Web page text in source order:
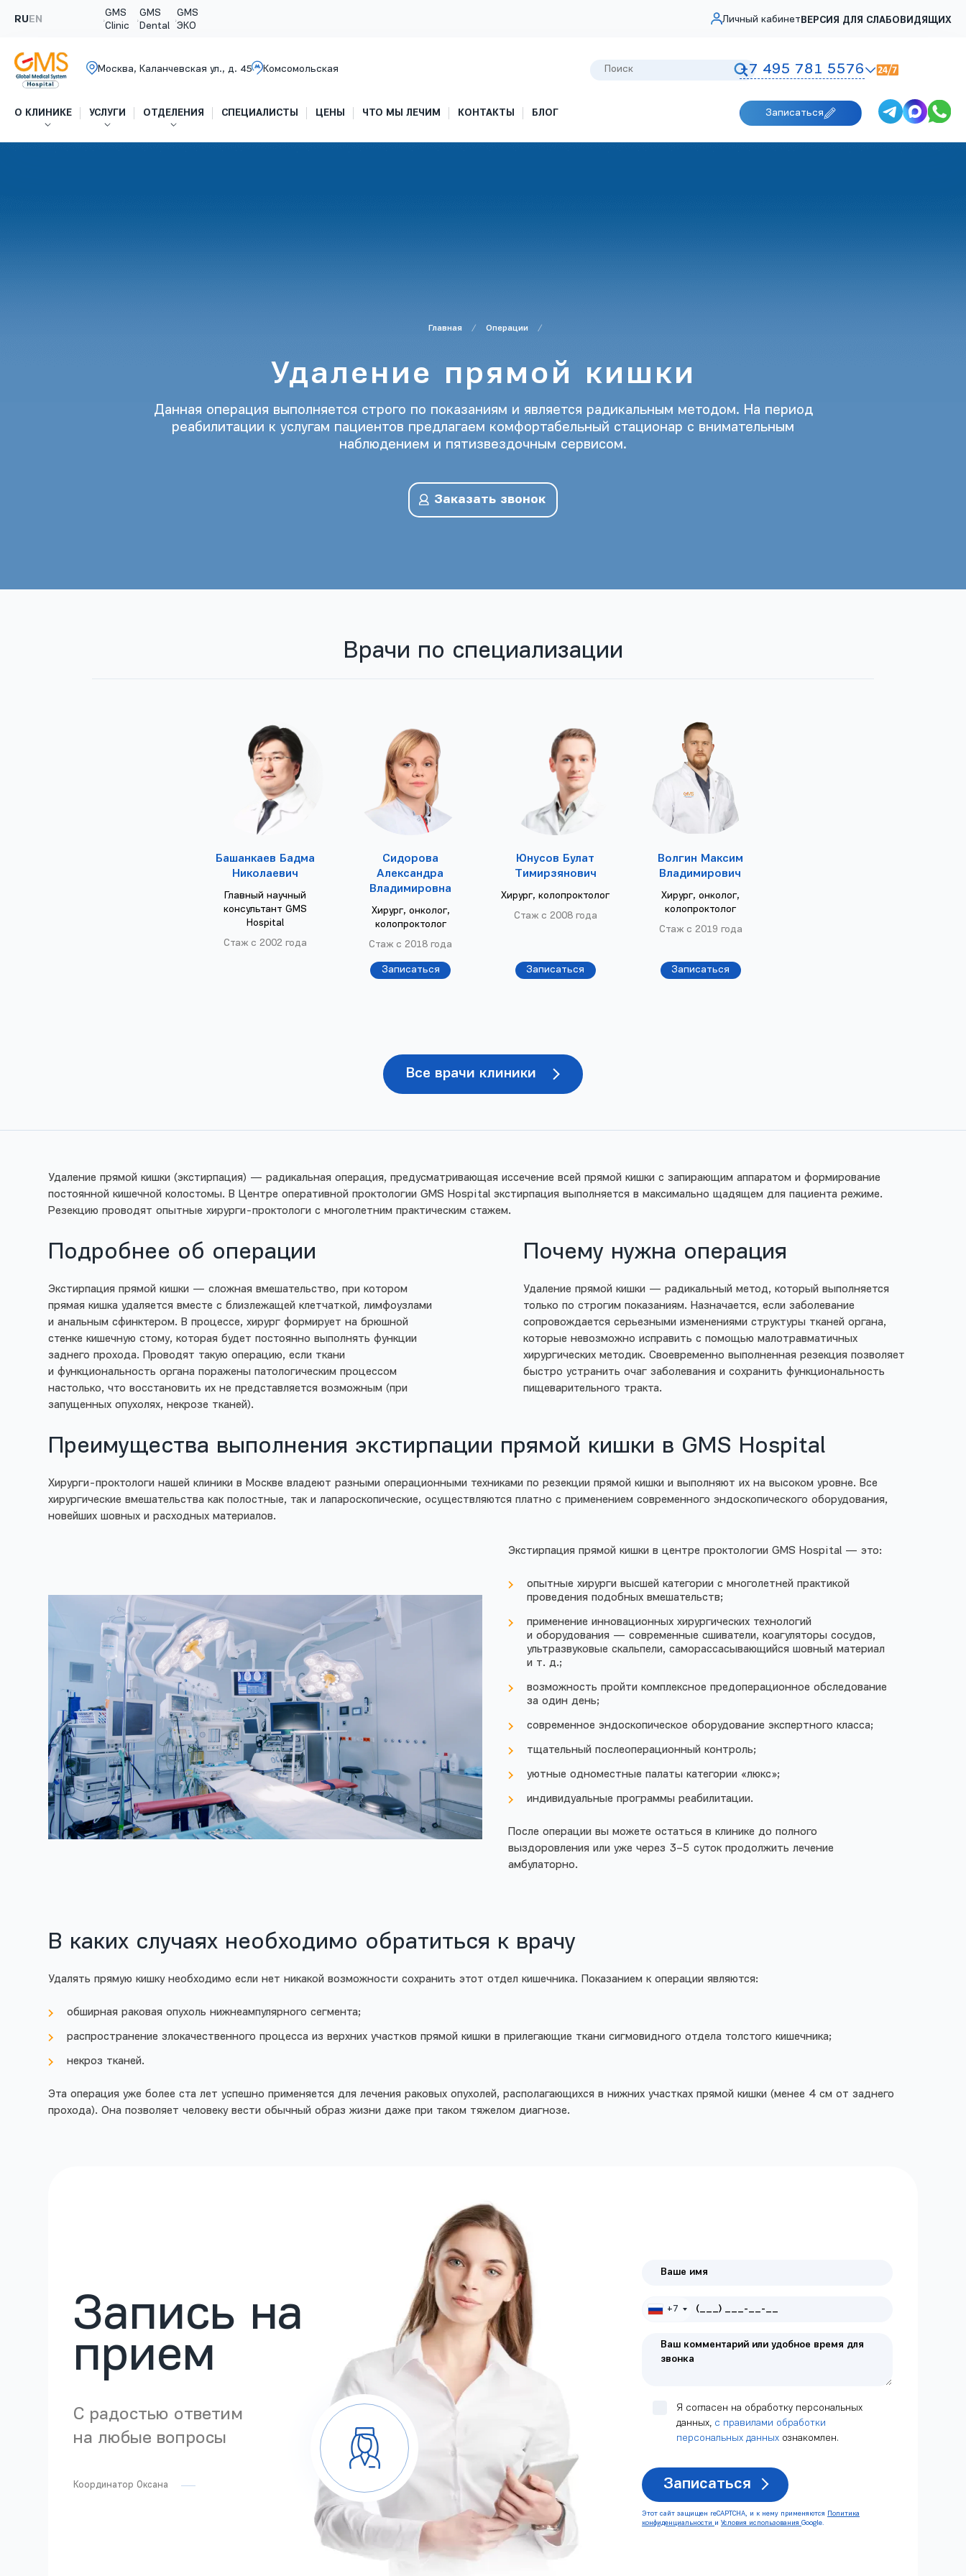
RUEN
GMS
Clinic
GMS
Dental
GMS
ЭКО
Личный кабинет ВЕРСИЯ ДЛЯ СЛАБОВИДЯЩИХ
Москва, Каланчевская ул., д. 45 Комсомольская +7 495 781 5576
О КЛИНИКЕ УСЛУГИ ОТДЕЛЕНИЯ СПЕЦИАЛИСТЫ ЦЕНЫ ЧТО МЫ ЛЕЧИМ КОНТАКТЫ БЛОГ Записаться
Главная Операции
Удаление прямой кишки
Данная операция выполняется строго по показаниям и является радикальным методом. На период
реабилитации к услугам пациентов предлагаем комфортабельный стационар с внимательным
наблюдением и пятизвездочным сервисом.
Заказать звонок
Врачи по специализации
Башанкаев Бадма
Николаевич
Главный научный
консультант GMS
Hospital
Стаж с 2002 года
Сидорова
Александра
Владимировна
Хирург, онколог,
колопроктолог
Cтаж с 2018 года
Записаться
Юнусов Булат
Тимирзянович
Хирург, колопроктолог
Стаж с 2008 года
Записаться
Волгин Максим
Владимирович
Хирург, онколог,
колопроктолог
Стаж с 2019 года
Записаться
Все врачи клиники
Удаление прямой кишки (экстирпация) — радикальная операция, предусматривающая иссечение всей прямой кишки с запирающим аппаратом и формирование
постоянной кишечной колостомы. В Центре оперативной проктологии GMS Hospital экстирпация выполняется в максимально щадящем для пациента режиме.
Резекцию проводят опытные хирурги-проктологи с многолетним практическим стажем.
Подробнее об операции
Экстирпация прямой кишки — сложная вмешательство, при котором
прямая кишка удаляется вместе с близлежащей клетчаткой, лимфоузлами
и анальным сфинктером. В процессе, хирург формирует на брюшной
стенке кишечную стому, которая будет постоянно выполнять функции
заднего прохода. Проводят такую операцию, если ткани
и функциональность органа поражены патологическим процессом
настолько, что восстановить их не представляется возможным (при
запущенных опухолях, некрозе тканей).
Почему нужна операция
Удаление прямой кишки — радикальный метод, который выполняется
только по строгим показаниям. Назначается, если заболевание
сопровождается серьезными изменениями структуры тканей органа,
которые невозможно исправить с помощью малотравматичных
хирургических методик. Своевременно выполненная резекция позволяет
быстро устранить очаг заболевания и сохранить функциональность
пищеварительного тракта.
Преимущества выполнения экстирпации прямой кишки в GMS Hospital
Хирурги-проктологи нашей клиники в Москве владеют разными операционными техниками по резекции прямой кишки и выполняют их на высоком уровне. Все
хирургические вмешательства как полостные, так и лапароскопические, осуществляются платно с применением современного эндоскопического оборудования,
новейших шовных и расходных материалов.
Экстирпация прямой кишки в центре проктологии GMS Hospital — это:
опытные хирурги высшей категории с многолетней практикой
проведения подобных вмешательств;
применение инновационных хирургических технологий
и оборудования — современные сшиватели, коагуляторы сосудов,
ультразвуковые скальпели, саморассасывающийся шовный материал
и т. д.;
возможность пройти комплексное предоперационное обследование
за один день;
современное эндоскопическое оборудование экспертного класса;
тщательный послеоперационный контроль;
уютные одноместные палаты категории «люкс»;
индивидуальные программы реабилитации.
После операции вы можете остаться в клинике до полного
выздоровления или уже через 3–5 суток продолжить лечение
амбулаторно.
В каких случаях необходимо обратиться к врачу
Удалять прямую кишку необходимо если нет никакой возможности сохранить этот отдел кишечника. Показанием к операции являются:
обширная раковая опухоль нижнеампулярного сегмента;
распространение злокачественного процесса из верхних участков прямой кишки в прилегающие ткани сигмовидного отдела толстого кишечника;
некроз тканей.
Эта операция уже более ста лет успешно применяется для лечения раковых опухолей, располагающихся в нижних участках прямой кишки (менее 4 см от заднего
прохода). Она позволяет человеку вести обычный образ жизни даже при таком тяжелом диагнозе.
Запись на
прием
С радостью ответим
на любые вопросы
Координатор Оксана
+7
Я согласен на обработку персональных
данных, с правилами обработки
персональных данныхознакомлен.
Записаться
Этот сайт защищен reCAPTCHA, и к нему применяются Политика
конфиденциальности и Условия использования Google.